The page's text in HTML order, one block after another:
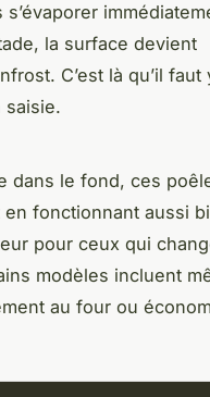
la surface devient
C’est là qu’il faut
saisie.
dans le fond, ces
en fonctionnant aussi
pour ceux qui
modèles incluent
au four ou